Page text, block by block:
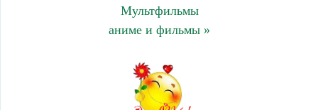
Мультфильмы
аниме и фильмы »